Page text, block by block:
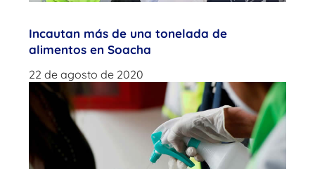
Incautan más de una tonelada de
alimentos en Soacha
22 de agosto de 2020